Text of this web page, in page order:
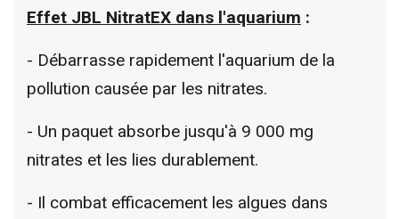
Effet JBL NitratEX dans l'aquarium :
- Débarrasse rapidement l'aquarium de la
pollution causée par les nitrates.
- Un paquet absorbe jusqu'à 9 000 mg
nitrates et les lies durablement.
- Il combat efficacement les algues dans